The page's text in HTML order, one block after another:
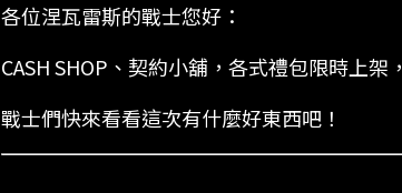
各位涅瓦雷斯的戰士您好：
CASH SHOP、契約小舖，各式禮包限時上架，
戰士們快來看看這次有什麼好東西吧！